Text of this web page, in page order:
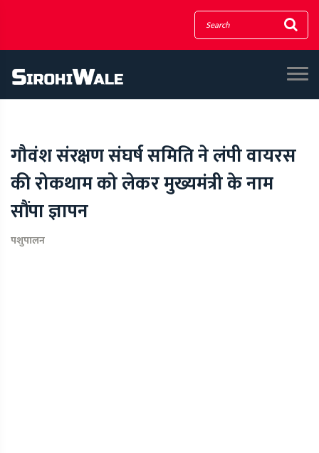
गौवंश संरक्षण संघर्ष समिति ने लंपी वायरस
की रोकथाम को लेकर मुख्यमंत्री के नाम
सौंपा ज्ञापन
पशुपालन